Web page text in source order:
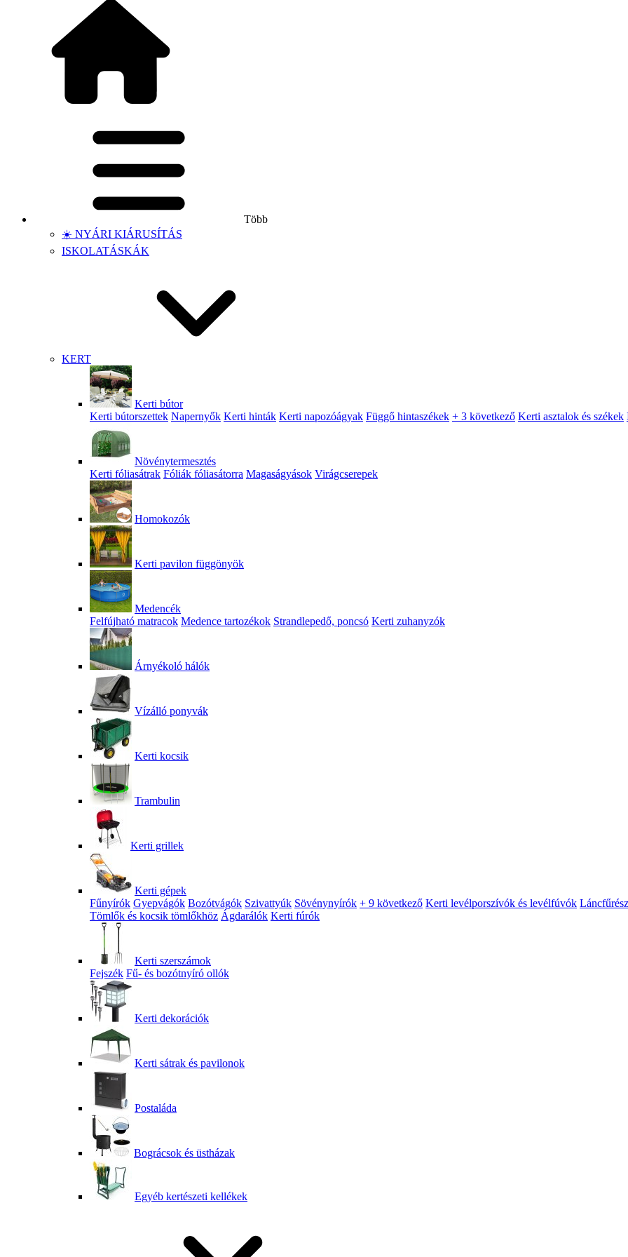
Több
☀️ NYÁRI KIÁRUSÍTÁS
ISKOLATÁSKÁK
KERT
Kerti bútor
Kerti bútorszettek Napernyők Kerti hinták Kerti napozóágyak Függő hintaszékek + 3 következő Kerti asztalok és székek
Növénytermesztés
Kerti fóliasátrak Fóliák fóliasátorra Magaságyások Virágcserepek
Homokozók
Kerti pavilon függönyök
Medencék
Felfújható matracok Medence tartozékok Strandlepedő, poncsó Kerti zuhanyzók
Árnyékoló hálók
Vízálló ponyvák
Kerti kocsik
Trambulin
Kerti grillek
Kerti gépek
Fűnyírók Gyepvágók Bozótvágók Szivattyúk Sövénynyírók + 9 következő Kerti levélporszívók és levélfúvók
Tömlők és kocsik tömlőkhöz Ágdarálók Kerti fúrók
Kerti szerszámok
Fejszék Fű- és bozótnyíró ollók
Kerti dekorációk
Kerti sátrak és pavilonok
Postaláda
Bográcsok és üstházak
Egyéb kertészeti kellékek